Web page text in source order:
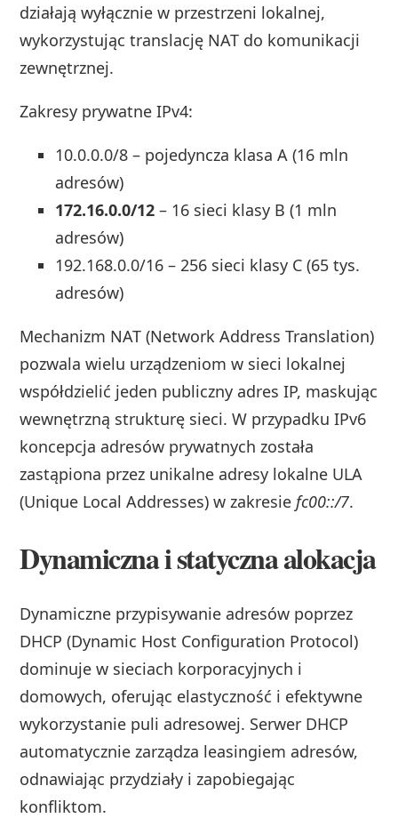
działają wyłącznie w przestrzeni lokalnej,
wykorzystując translację NAT do komunikacji
zewnętrznej.
Zakresy prywatne IPv4:
10.0.0.0/8 – pojedyncza klasa A (16 mln
adresów)
172.16.0.0/12 – 16 sieci klasy B (1 mln
adresów)
192.168.0.0/16 – 256 sieci klasy C (65 tys.
adresów)
Mechanizm NAT (Network Address Translation)
pozwala wielu urządzeniom w sieci lokalnej
współdzielić jeden publiczny adres IP, maskując
wewnętrzną strukturę sieci. W przypadku IPv6
koncepcja adresów prywatnych została
zastąpiona przez unikalne adresy lokalne ULA
(Unique Local Addresses) w zakresiefc00::/7.
Dynamiczna i statyczna alokacja
Dynamiczne przypisywanie adresów poprzez
DHCP (Dynamic Host Configuration Protocol)
dominuje w sieciach korporacyjnych i
domowych, oferując elastyczność i efektywne
wykorzystanie puli adresowej. Serwer DHCP
automatycznie zarządza leasingiem adresów,
odnawiając przydziały i zapobiegając
konfliktom.